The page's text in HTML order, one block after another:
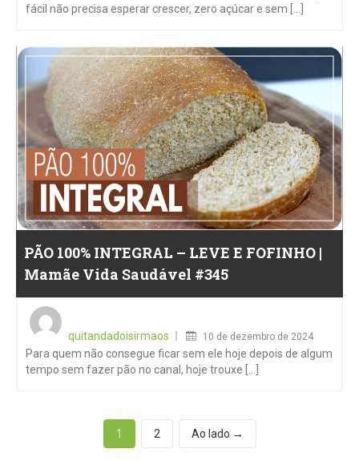
fácil não precisa esperar crescer, zero açúcar e sem [...]
PÃO 100% INTEGRAL – LEVE E FOFINHO |
Mamãe Vida Saudável #345
quitandadoisirmaos
10 de dezembro de 2024
Para quem não consegue ficar sem ele hoje depois de algum
tempo sem fazer pão no canal, hoje trouxe [...]
1 2 Ao lado →